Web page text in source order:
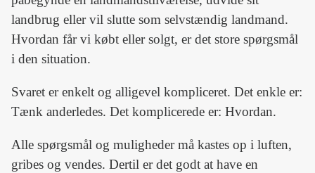
landbrug eller vil slutte som selvstændig landmand.
Hvordan får vi købt eller solgt, er det store spørgsmål
i den situation.
Svaret er enkelt og alligevel kompliceret. Det enkle er:
Tænk anderledes. Det komplicerede er: Hvordan.
Alle spørgsmål og muligheder må kastes op i luften,
gribes og vendes. Dertil er det godt at have en